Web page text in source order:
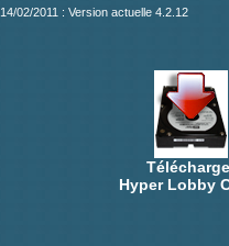
14/02/2011 : Version actuelle 4.2.12
Hyper Lobby